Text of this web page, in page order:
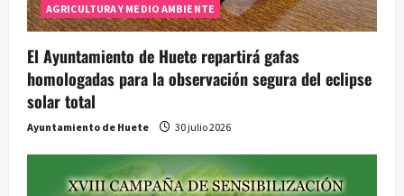
AGRICULTURA Y MEDIO AMBIENTE
El Ayuntamiento de Huete repartirá gafas
homologadas para la observación segura del eclipse
solar total
Ayuntamiento de Huete 30 julio 2026